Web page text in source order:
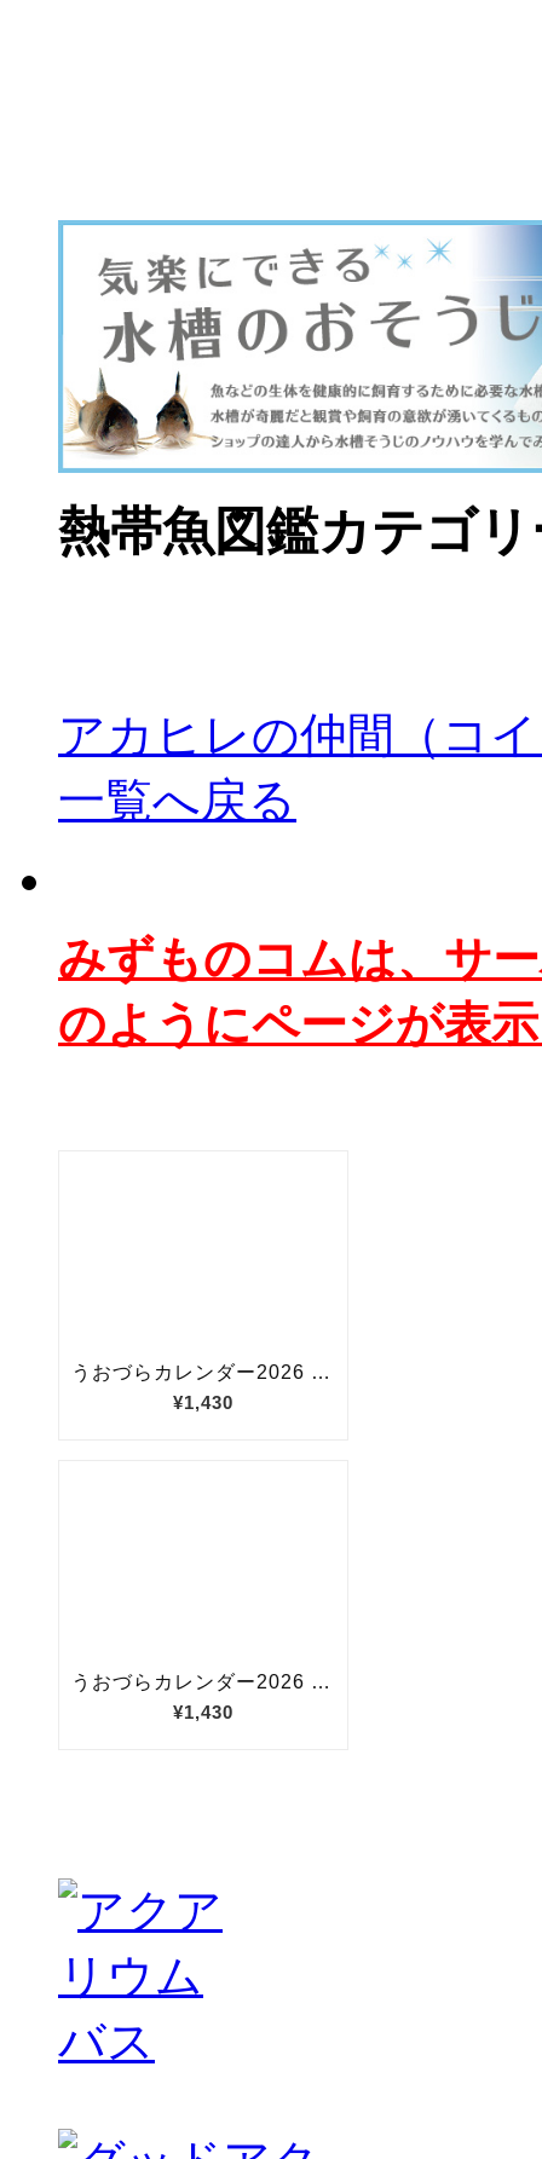
熱帯魚図鑑カテゴ
アカヒレの仲間（コ
一覧へ戻る
みずものコムは、サ
のようにページが表